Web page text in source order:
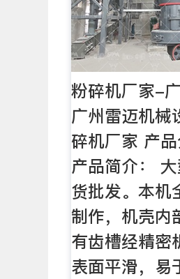
粉碎机厂家-
广州雷迈机械
碎机厂家 产
产品简介：
货批发。本机
制作，机壳内
有齿槽经精密
表面平滑，易